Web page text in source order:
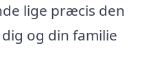
lige præcis den
og din familie